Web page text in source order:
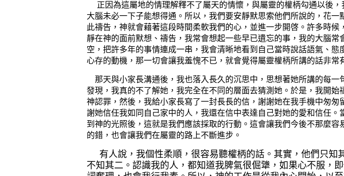
正因為這屬地的情理解釋不了屬天的情懷，與屬靈的權柄勾通以後，
大腦未必一下子能想得通。所以，我們要安靜默思索他們所說的，花一
此禱告，神就會藉著這段時間柔軟我們的心，並進一步開啓。許多時候
靜在神的面前默想、禱告，我常會想起一些早已遺忘的事，我的大腦常
空，把許多年的事情連成一串，我會清晰地看到自己當時說話語氣、態
心存的動機，那一切會讓我羞愧不已，就會覺得屬靈權柄所講的話非常
那天與小家長溝通後， 我也落入長久的沉思中，思想著她所講的每一
發現，我真的不了解她，我完全在不同的層面去猜測她。 於是，我開始
神認罪，然後，我給小家長寫了一封長長的信，謝謝她在我手機中匆匆
謝她信任我如同自己家中的人，我還在信中表達自己對她的愛和信任。
到神的光照後，這就是我們應該採取的行動。這會讓我們今後不那麼容
的錯，也會讓我們在屬靈的路上不斷進步。
有人說，我個性柔順， 很容易聽權柄的話。其實，他們只知
不知其二 。認識我的人，都知道我脾氣很倔犟，如果心不服，